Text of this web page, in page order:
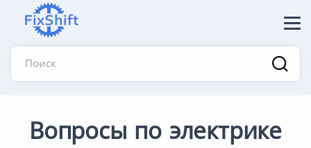
Поиск
Вопросы по электрике